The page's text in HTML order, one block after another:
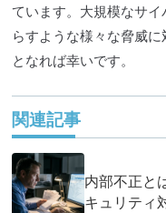
ています。大規模なサイ
らすような様々な脅威
となれば幸いです。
関連記事
内部不正と
キュリティ